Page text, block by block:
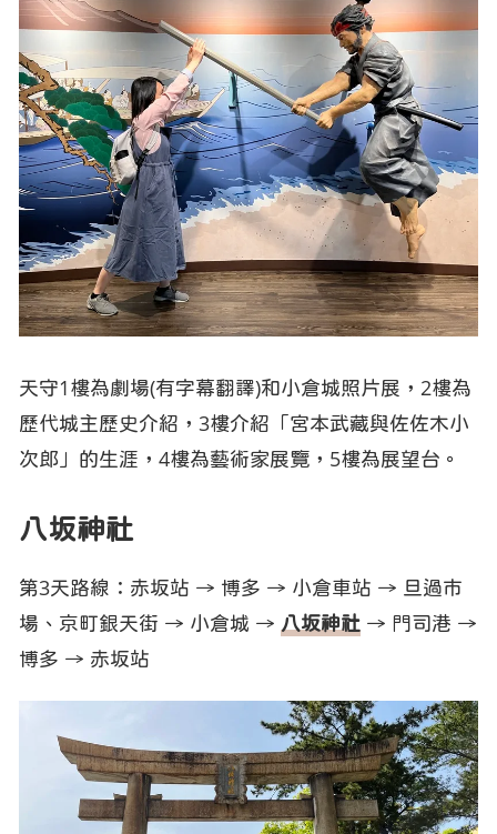
天守1樓為劇場(有字幕翻譯)和小倉城照片展，2樓為
歷代城主歷史介紹，3樓介紹「宮本武藏與佐佐木小
次郎」的生涯，4樓為藝術家展覽，5樓為展望台。
八坂神社
第3天路線：赤坂站 → 博多 → 小倉車站 → 旦過市
場、京町銀天街 → 小倉城 → 八坂神社 → 門司港 →
博多 → 赤坂站